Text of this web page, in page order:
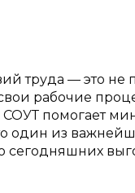
труда — это не
рабочие
СОУТ помогает
один из
сегодняшних